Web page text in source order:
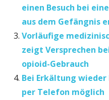
einen Besuch bei
aus dem Gefängnis
Vorläufige
zeigt Versprechen
opioid-Gebrauch
Bei Erkältung
per Telefon möglich